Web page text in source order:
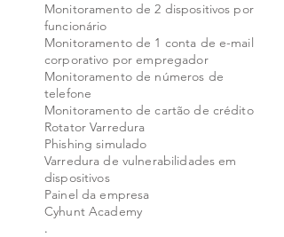
Monitoramento de 2 dispositivos por
funcionário
Monitoramento de 1 conta de e-mail
corporativo por empregador
Monitoramento de números de
telefone
Monitoramento de cartão de crédito
Rotator Varredura
Phishing simulado
Varredura de vulnerabilidades em
dispositivos
Painel da empresa
Cyhunt Academy
.